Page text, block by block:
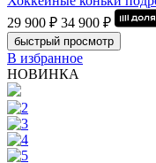
29 900 ₽ 34 900 ₽
быстрый просмотр
В избранное
НОВИНКА